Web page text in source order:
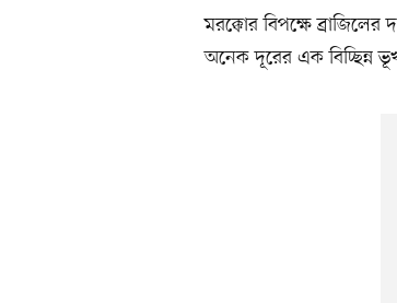
মরক্কোর বিপক্ষে
অনেক দূরের এক বিচ্ছিন্ন